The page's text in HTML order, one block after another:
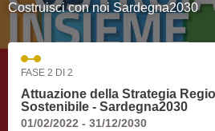
Costruisci con noi Sardegna2030
FASE 2 DI 2
Attuazione della Strategia
Sostenibile - Sardegna2030
01/02/2022 - 31/12/2030